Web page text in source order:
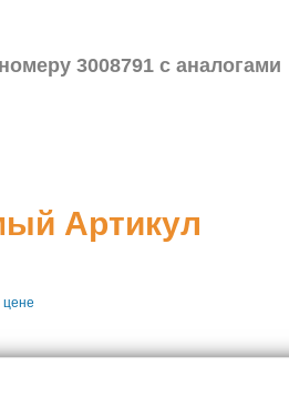
3008791 с аналогами
Артикул
цене